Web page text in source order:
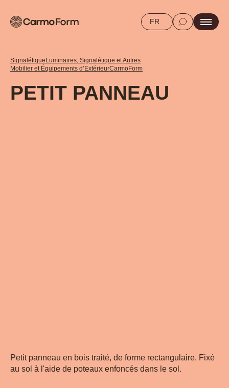
FR
Signalétique Luminaires, Signalétique et Autres
Mobilier et Équipements d’ExtérieurCarmoForm
PETIT PANNEAU
Petit panneau en bois traité, de forme rectangulaire. Fixé
au sol à l'aide de poteaux enfoncés dans le sol.